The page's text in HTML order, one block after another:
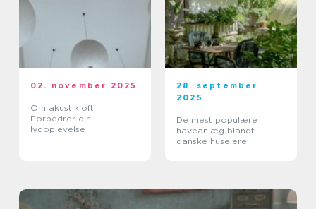
02. november 2025
Om akustikloft:
Forbedrer din
lydoplevelse
28. september
2025
De mest populære
haveanlæg blandt
danske husejere